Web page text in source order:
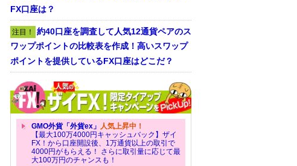
FX口座は？
注目！ 約40口座を調査して人気12通貨ペアのス
ワップポイントの比較表を作成！高いスワップ
ポイントを提供しているFX口座はどこだ？
GMO外貨「外貨ex」 人気上昇中！
【最大100万4000円キャッシュバック】ザイ
FX！から口座開設後、1万通貨以上の取引で
4000円がもらえる！ さらに取引量に応じて最
大100万円のチャンスも！